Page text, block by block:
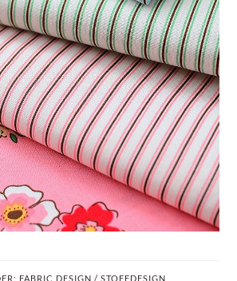
FABRIC DESIGN / STOFFDESIGN